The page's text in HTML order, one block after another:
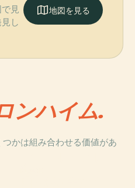
見
し
地図を見る
ンハイム.
かは組み合わせる価値があ
PLACE